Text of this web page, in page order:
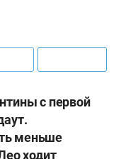
с первой
меньше
ходит